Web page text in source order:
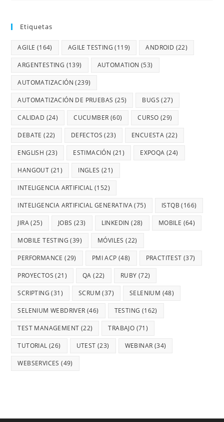
Etiquetas
AGILE (164) AGILE TESTING (119) ANDROID (22)
ARGENTESTING (139) AUTOMATION (53)
AUTOMATIZACIÓN (239)
AUTOMATIZACIÓN DE PRUEBAS (25) BUGS (27)
CALIDAD (24) CUCUMBER (60) CURSO (29)
DEBATE (22) DEFECTOS (23) ENCUESTA (22)
ENGLISH (23) ESTIMACIÓN (21) EXPOQA (24)
HANGOUT (21) INGLES (21)
INTELIGENCIA ARTIFICIAL (152)
INTELIGENCIA ARTIFICIAL GENERATIVA(75) ISTQB (166)
JIRA(25) JOBS (23) LINKEDIN (28) MOBILE (64)
MOBILE TESTING (39) MÓVILES (22)
PERFORMANCE (29) PMI ACP (48) PRACTITEST (37)
PROYECTOS (21) QA (22) RUBY (72)
SCRIPTING (31) SCRUM (37) SELENIUM (48)
SELENIUM WEBDRIVER (46) TESTING (162)
TEST MANAGEMENT (22) TRABAJO (71)
TUTORIAL (26) UTEST (23) WEBINAR (34)
WEBSERVICES (49)